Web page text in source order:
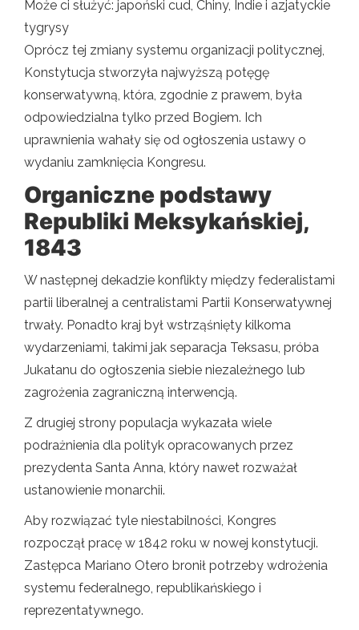
Może ci służyć: japoński cud, Chiny, Indie i azjatyckie
tygrysy
Oprócz tej zmiany systemu organizacji politycznej,
Konstytucja stworzyła najwyższą potęgę
konserwatywną, która, zgodnie z prawem, była
odpowiedzialna tylko przed Bogiem. Ich
uprawnienia wahały się od ogłoszenia ustawy o
wydaniu zamknięcia Kongresu.
Organiczne podstawy
Republiki Meksykańskiej,
1843
W następnej dekadzie konflikty między federalistami
partii liberalnej a centralistami Partii Konserwatywnej
trwały. Ponadto kraj był wstrząśnięty kilkoma
wydarzeniami, takimi jak separacja Teksasu, próba
Jukatanu do ogłoszenia siebie niezależnego lub
zagrożenia zagraniczną interwencją.
Z drugiej strony populacja wykazała wiele
podrażnienia dla polityk opracowanych przez
prezydenta Santa Anna, który nawet rozważał
ustanowienie monarchii.
Aby rozwiązać tyle niestabilności, Kongres
rozpoczął pracę w 1842 roku w nowej konstytucji.
Zastępca Mariano Otero bronił potrzeby wdrożenia
systemu federalnego, republikańskiego i
reprezentatywnego.